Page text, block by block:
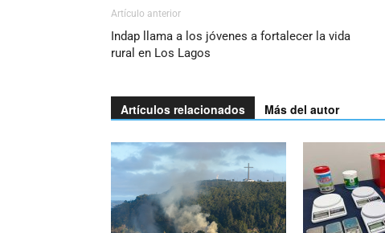
Artículo anterior
Indap llama a los jóvenes a fortalecer la vida
rural en Los Lagos
Artículos relacionados Más del autor